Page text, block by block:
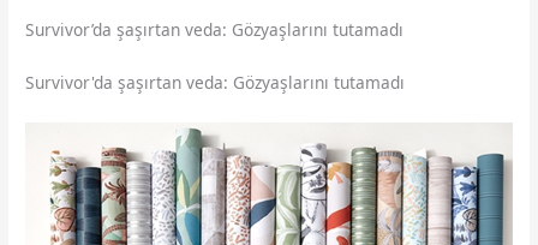
Survivor’da şaşırtan veda: Gözyaşlarını tutamadı
Survivor'da şaşırtan veda: Gözyaşlarını tutamadı